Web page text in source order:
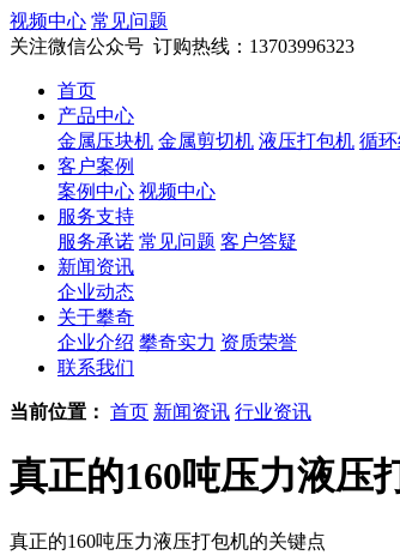
视频中心 常见问题
关注微信公众号 订购热线：13703996323
首页
产品中心
金属压块机 金属剪切机 液压打包机 循
客户案例
案例中心 视频中心
服务支持
服务承诺 常见问题 客户答疑
新闻资讯
企业动态
关于攀奇
企业介绍 攀奇实力 资质荣誉
联系我们
当前位置： 首页 新闻资讯 行业资讯
真正的160吨压力液压
真正的160吨压力液压打包机的关键点